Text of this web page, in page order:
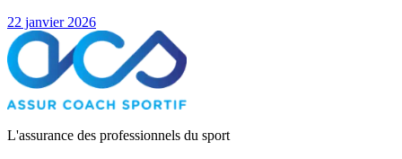
22 janvier 2026
L'assurance des professionnels du sport